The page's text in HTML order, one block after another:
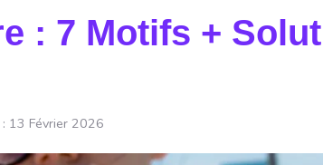
: 7 Motifs +
13 Février 2026